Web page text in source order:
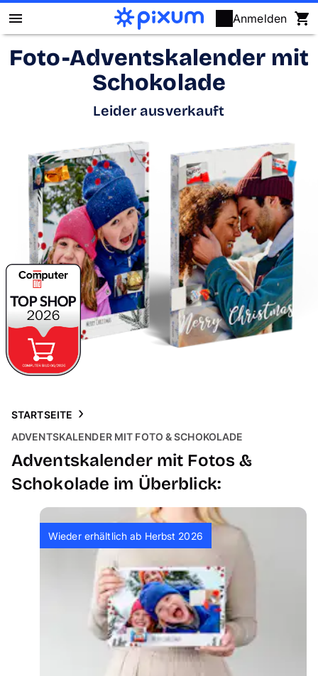
Anmelden
Pixum Fotobuch
Fotokalender
Fotogeschenke
Fotopuzzle
Grußkarten
Handyhüllen
Anlässe
Reisekollektion
Foto-Adventskalender mit
Schokolade
Leider ausverkauft
STARTSEITE
ADVENTSKALENDER MIT FOTO & SCHOKOLADE
Adventskalender mit Fotos &
Schokolade im Überblick:
Wieder erhältlich ab Herbst 2026